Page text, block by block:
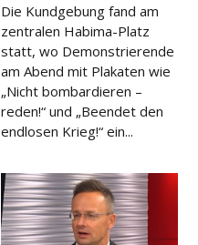
Die Kundgebung fand am
zentralen Habima-Platz
statt, wo Demonstrierende
am Abend mit Plakaten wie
„Nicht bombardieren –
reden!“ und „Beendet den
endlosen Krieg!“ ein...